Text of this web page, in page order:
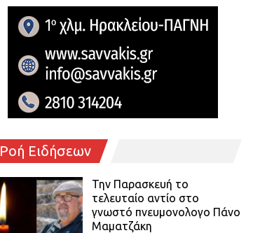
Ροή Ειδήσεων
Την Παρασκευή το
τελευταίο αντίο στο
γνωστό πνευμονολογο Πάνο
Μαματζάκη